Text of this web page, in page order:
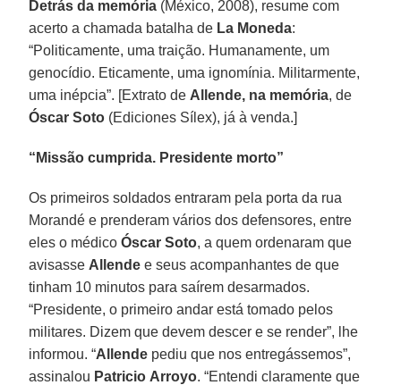
Detrás da memória (México, 2008), resume com
acerto a chamada batalha de La Moneda:
“Politicamente, uma traição. Humanamente, um
genocídio. Eticamente, uma ignomínia. Militarmente,
uma inépcia”. [Extrato de Allende, na memória, de
Óscar Soto (Ediciones Sílex), já à venda.]
“Missão cumprida. Presidente morto”
Os primeiros soldados entraram pela porta da rua
Morandé e prenderam vários dos defensores, entre
eles o médicoÓscar Soto, a quem ordenaram que
avisasse Allende e seus acompanhantes de que
tinham 10 minutos para saírem desarmados.
“Presidente, o primeiro andar está tomado pelos
militares. Dizem que devem descer e se render”, lhe
informou. “Allende pediu que nos entregássemos”,
assinalou Patricio Arroyo. “Entendi claramente que